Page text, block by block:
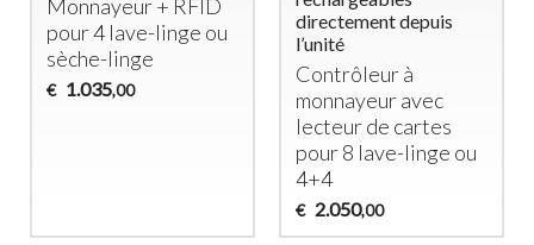
Monnayeur + RFID
pour 4 lave-linge ou
sèche-linge
€ 1.035,00
directement depuis
l’unité
Contrôleur à
monnayeur avec
lecteur de cartes
pour 8 lave-linge ou
4+4
€ 2.050,00